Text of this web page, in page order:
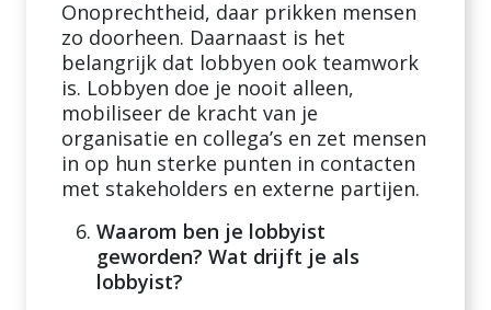
Onoprechtheid, daar prikken mensen
zo doorheen. Daarnaast is het
belangrijk dat lobbyen ook teamwork
is. Lobbyen doe je nooit alleen,
mobiliseer de kracht van je
organisatie en collega’s en zet mensen
in op hun sterke punten in contacten
met stakeholders en externe partijen.
Waarom ben je lobbyist
geworden? Wat drijft je als
lobbyist?